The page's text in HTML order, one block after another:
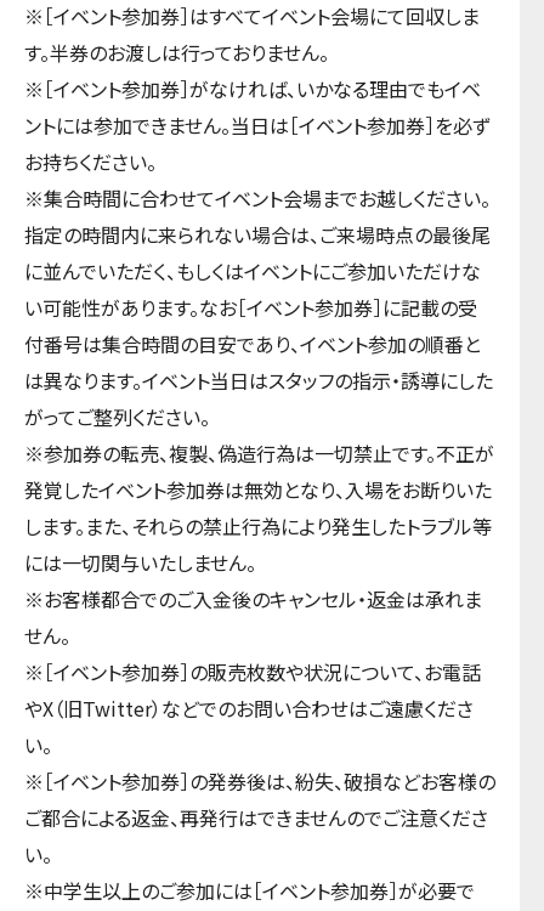
※［イベント参加券］はすべてイベント会場にて回収しま
す。半券のお渡しは行っておりません。
※［イベント参加券］がなければ、いかなる理由でもイベ
ントには参加できません。当日は［イベント参加券］を必ず
お持ちください。
※集合時間に合わせてイベント会場までお越しください。
指定の時間内に来られない場合は、ご来場時点の最後尾
に並んでいただく、もしくはイベントにご参加いただけな
い可能性があります。なお［イベント参加券］に記載の受
付番号は集合時間の目安であり、イベント参加の順番と
は異なります。イベント当日はスタッフの指示・誘導にした
がってご整列ください。
※参加券の転売、複製、偽造行為は一切禁止です。不正が
発覚したイベント参加券は無効となり、入場をお断りいた
します。また、それらの禁止行為により発生したトラブル等
には一切関与いたしません。
※お客様都合でのご入金後のキャンセル・返金は承れま
せん。
※［イベント参加券］の販売枚数や状況について、お電話
やX（旧Twitter）などでのお問い合わせはご遠慮くださ
い。
※［イベント参加券］の発券後は、紛失、破損などお客様の
ご都合による返金、再発行はできませんのでご注意くださ
い。
※中学生以上のご参加には［イベント参加券］が必要で